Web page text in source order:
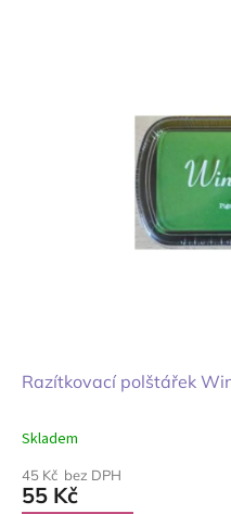
Razítkovací polštářek
Skladem
45 Kč bez DPH
55 Kč